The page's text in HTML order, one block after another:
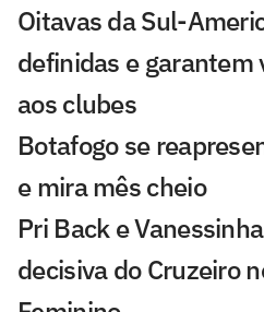
Oitavas da Sul-
definidas e garantem
aos clubes
Botafogo se
e mira mês cheio
Pri Back e
decisiva do Cruzeiro